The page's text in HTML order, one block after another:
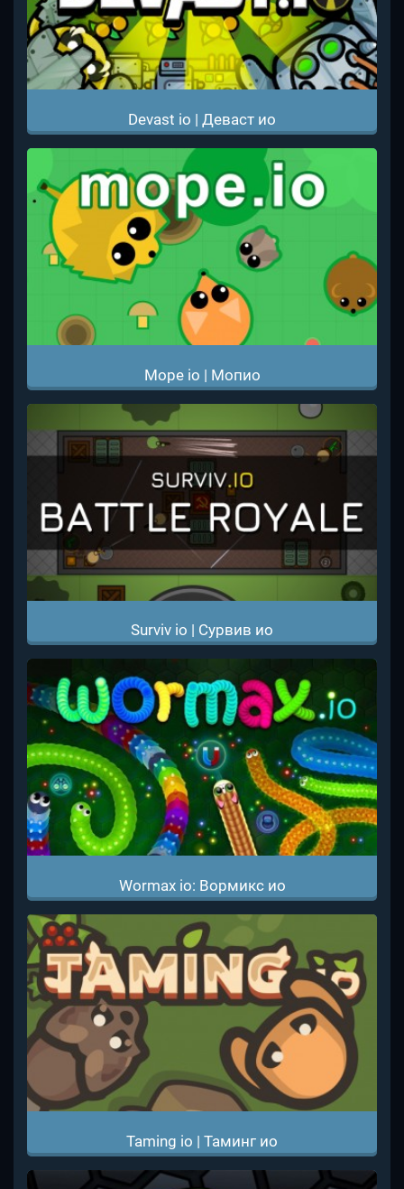
Devast io | Деваст ио
Mope io | Мопио
Surviv io | Сурвив ио
Wormax io: Вормикс ио
Taming io | Таминг ио